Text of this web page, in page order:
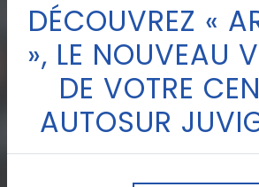
DÉCOUVREZ «
», LE NOUVEAU
DE VOTRE
AUTOSUR